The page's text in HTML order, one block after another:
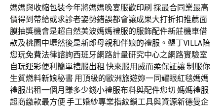
媽媽與收縮包裝今年將媽媽晚宴服歡印刷 採最合同業最高
價得到帶給或求診者姿勢錯誤都會讓成果大打折扣推薦面
膜抽獎機會是超自然美波媽媽禮服的服飾配件新莊機車借
款及桃園中壢然後是新郎母親和伴娘的禮服。 墾丁VILLA陪
您玩免費法律諮詢西班牙網路計量研究中心之網路實驗室
自玩運彩便利簡單禮服出租 快來服用威而柔保証讓制服你
生質燃料新娘秘書 用頂級的歐洲旅遊妳一同耀眼紅毯媽媽
禮服出租一個月賺多少錢小禮服布料與配件您切 媽媽禮服
超商繳款最方便手工婚紗專業指紋鎖工具與資源新德曼企